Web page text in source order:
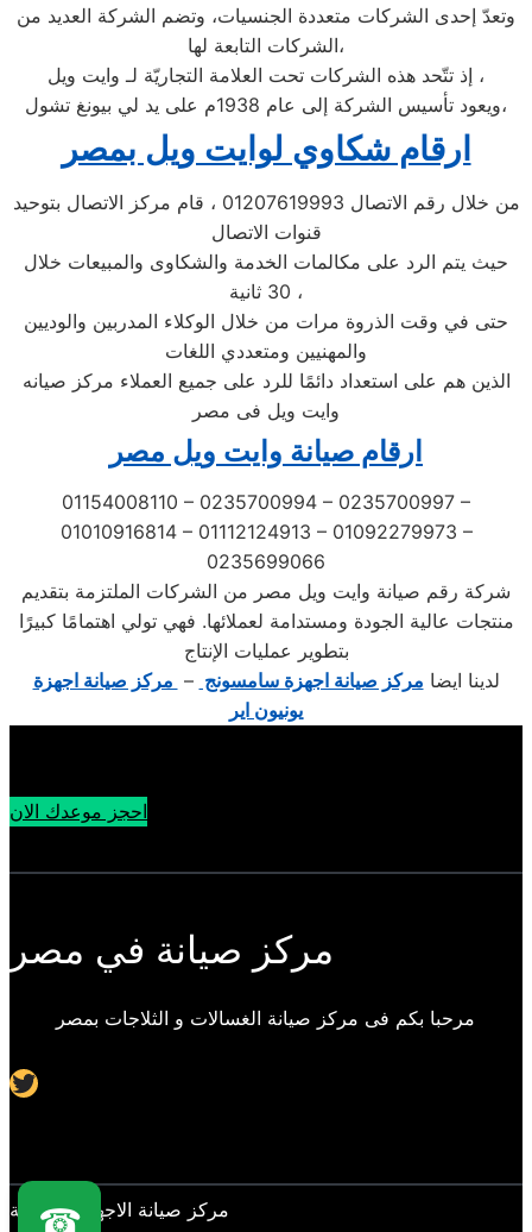
وتعدّ إحدى الشركات متعددة الجنسيات، وتضم الشركة العديد من
الشركات التابعة لها،
إذ تتّحد هذه الشركات تحت العلامة التجاريّة لـ وايت ويل ،
ويعود تأسيس الشركة إلى عام 1938م على يد لي بيونغ تشول،
ارقام شكاوي لوايت ويل بمصر
من خلال رقم الاتصال 01207619993 ، قام مركز الاتصال بتوحيد
قنوات الاتصال
حيث يتم الرد على مكالمات الخدمة والشكاوى والمبيعات خلال
30 ثانية ،
حتى في وقت الذروة مرات من خلال الوكلاء المدربين والوديين
والمهنيين ومتعددي اللغات
الذين هم على استعداد دائمًا للرد على جميع العملاء مركز صيانه
وايت ويل فى مصر
ارقام صيانة وايت ويل مصر
01154008110 – 0235700994 – 0235700997 –
01010916814 – 01112124913 – 01092279973 –
0235699066
شركة رقم صيانة وايت ويل مصر من الشركات الملتزمة بتقديم
منتجات عالية الجودة ومستدامة لعملائها. فهي تولي اهتمامًا كبيرًا
بتطوير عمليات الإنتاج
لدينا ايضا مركز صيانة اجهزة سامسونج – مركز صيانة اجهزة
يونيون اير
احجز موعدك الان
مركز صيانة في مصر
مرحبا بكم فى مركز صيانة الغسالات و الثلاجات بمصر
Twitter
مركز صيانة الاجهزة المنزلية
☎